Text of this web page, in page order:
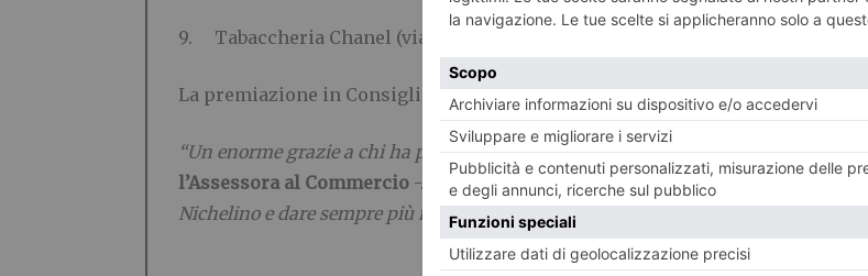
9. Tabaccheria Chanel (via XXV Aprile, 16)
La premiazione in Consiglio è stata l’occasione ufficiale per festeggiare
“Un enorme grazie a chi ha partecipato, ma anche a chi non è riuscito ad
l’Assessora al Commercio -.
Il prossimo anno speriamo di avere ancora più
Nichelino e dare sempre più risalto al commercio di vicinato“.